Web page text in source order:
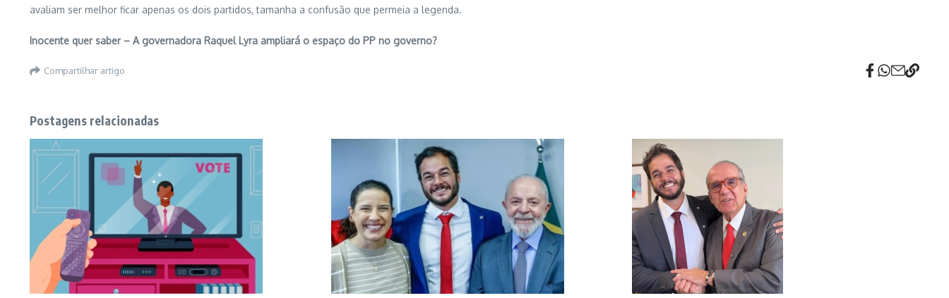
avaliam ser melhor ficar apenas os dois partidos, tamanha a confusão que permeia a legenda.
Inocente quer saber – A governadora Raquel Lyra ampliará o espaço do PP no governo?
Compartilhar artigo
Postagens relacionadas